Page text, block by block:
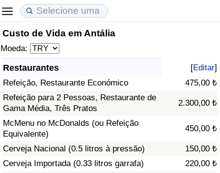
Custo de Vida em Antália
Moeda:
Restaurantes [Editar]
Refeição, Restaurante Económico
475,00 ₺
Refeição para 2 Pessoas, Restaurante de
Gama Média, Três Pratos
2.300,00 ₺
McMenu no McDonalds (ou Refeição
Equivalente)
450,00 ₺
Cerveja Nacional (0.5 litros à pressão)
150,00 ₺
Cerveja Importada (0.33 litros garrafa)
220,00 ₺
Custo de Vida
Indicador de Custo de Vida
Indicador de Custo de Vida Por País
em Aqaba
Preços de Imóveis
Indicador de Preços de Imóveis
Indicador de Preços de Imóveis por País
Qualidade de Vida
Indicador de Qualidade de Vida (Atual)
Índice de qualidade de vida por país
Crime
Taxa do Indicador de Crime (Atual)